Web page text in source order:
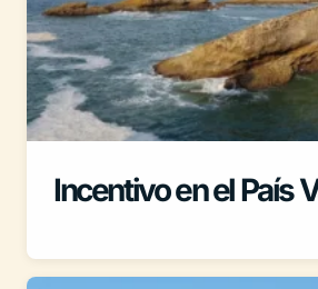
Incentivo en el País